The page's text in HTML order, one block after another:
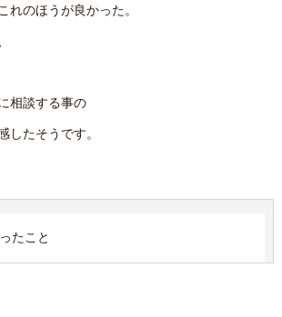
のほうが良かった。
相談する事の
したそうです。
たこと